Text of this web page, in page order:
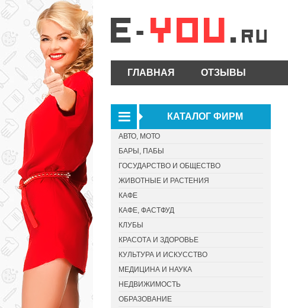
ГЛАВНАЯ ОТЗЫВЫ
КАТАЛОГ ФИРМ
АВТО, МОТО
БАРЫ, ПАБЫ
ГОСУДАРСТВО И ОБЩЕСТВО
ЖИВОТНЫЕ И РАСТЕНИЯ
КАФЕ
КАФЕ, ФАСТФУД
КЛУБЫ
КРАСОТА И ЗДОРОВЬЕ
КУЛЬТУРА И ИСКУССТВО
МЕДИЦИНА И НАУКА
НЕДВИЖИМОСТЬ
ОБРАЗОВАНИЕ